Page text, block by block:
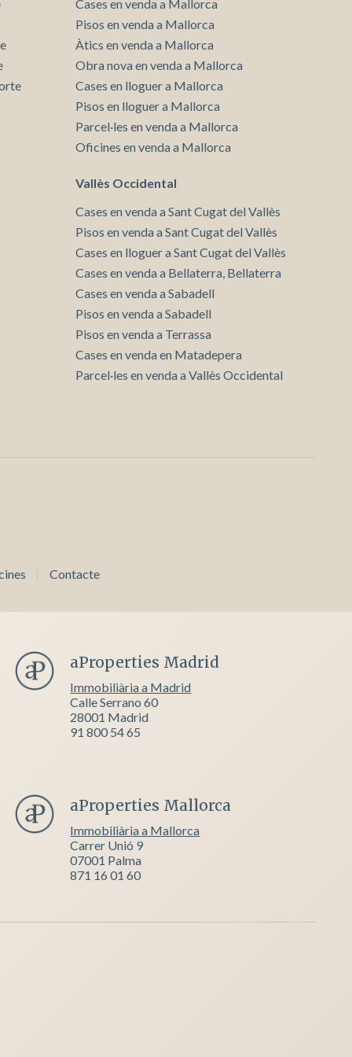
Cases en venda a Mallorca
Pisos en venda a Mallorca
Àtics en venda a Mallorca
Obra nova en venda a Mallorca
Cases en lloguer a Mallorca
Pisos en lloguer a Mallorca
Parcel·les en venda a Mallorca
Oficines en venda a Mallorca
Vallès Occidental
Cases en venda a Sant Cugat del Vallès
Pisos en venda a Sant Cugat del Vallès
Cases en lloguer a Sant Cugat del Vallès
Cases en venda a Bellaterra, Bellaterra
Cases en venda a Sabadell
Pisos en venda a Sabadell
Pisos en venda a Terrassa
Cases en venda en Matadepera
Parcel·les en venda a Vallès Occidental
Contacte
aProperties Madrid
Immobiliària a Madrid
Calle Serrano 60
28001 Madrid
91 800 54 65
aProperties Mallorca
Immobiliària a Mallorca
Carrer Unió 9
07001 Palma
871 16 01 60